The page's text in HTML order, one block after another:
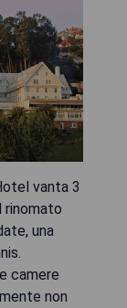
vanta 3
rinomato
una
camere
non